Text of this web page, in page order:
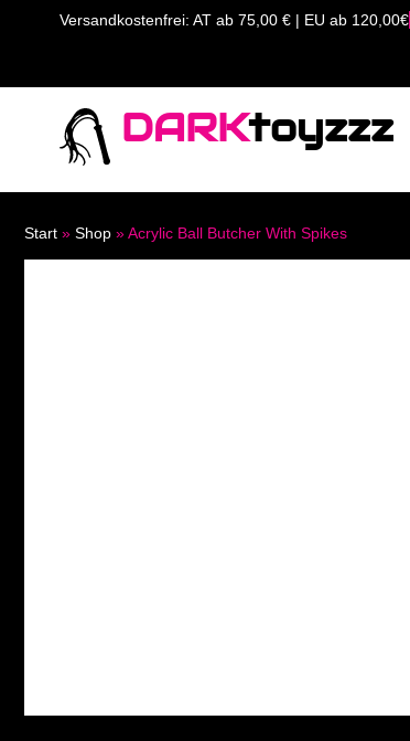
Versandkostenfrei: AT ab 75,00 € | EU ab 120,00€
DARKtoyzzz
Start » Shop »Acrylic Ball Butcher With Spikes